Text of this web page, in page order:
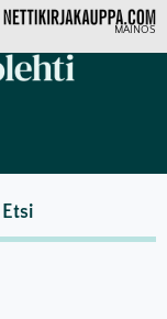
MAINOS